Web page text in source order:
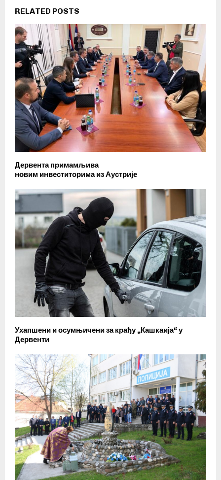
RELATED POSTS
Дервента примамљива
новим инвеститорима из Аустрије
Ухапшени и осумњичени за крађу „Кашкаија“ у
Дервенти